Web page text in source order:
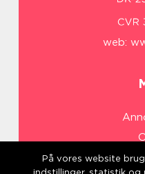
web:
På vores website